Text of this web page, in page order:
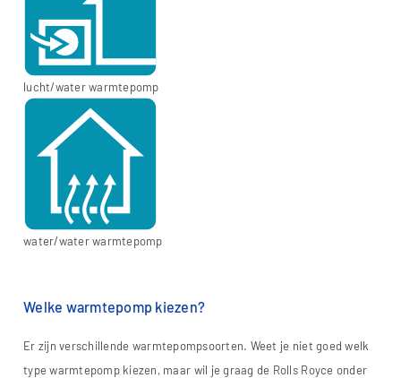
lucht/water warmtepomp
water/water warmtepomp
Welke warmtepomp kiezen?
Er zijn verschillende warmtepompsoorten. Weet je niet goed welk
type warmtepomp kiezen, maar wil je graag de Rolls Royce onder